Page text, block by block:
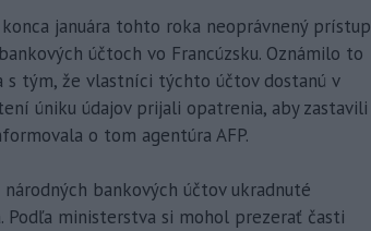
januára tohto roka neoprávnený prístup
účtoch vo Francúzsku. Oznámilo to
tým, že vlastníci týchto účtov dostanú v
úniku údajov prijali opatrenia, aby zastavili
o tom agentúra AFP.
bankových účtov ukradnuté
Podľa ministerstva si mohol prezerať časti